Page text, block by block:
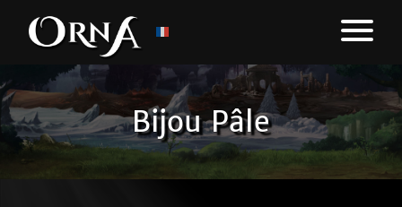
Bijou Pâle